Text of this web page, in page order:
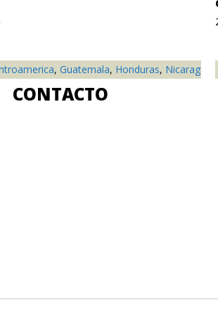
, Guatemala, Honduras, Nicaragua
CONTACTO